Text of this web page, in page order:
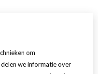
om
we informatie over